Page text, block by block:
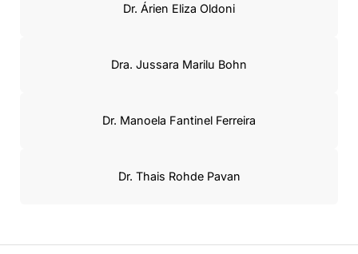
Dr. Árien Eliza Oldoni
Dra. Jussara Marilu Bohn
Dr. Manoela Fantinel Ferreira
Dr. Thais Rohde Pavan